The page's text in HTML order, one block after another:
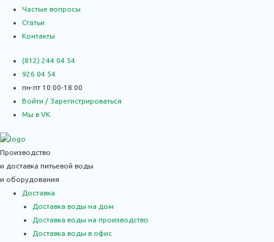
Частые вопросы
Статьи
Контакты
(812) 244 04 54
926 04 54
пн-пт 10:00-18:00
Войти / Зарегистрироваться
Мы в VK
Производство
и доставка питьевой воды
и оборудования
Доставка
Доставка воды на дом
Доставка воды на производство
Доставка воды в офис